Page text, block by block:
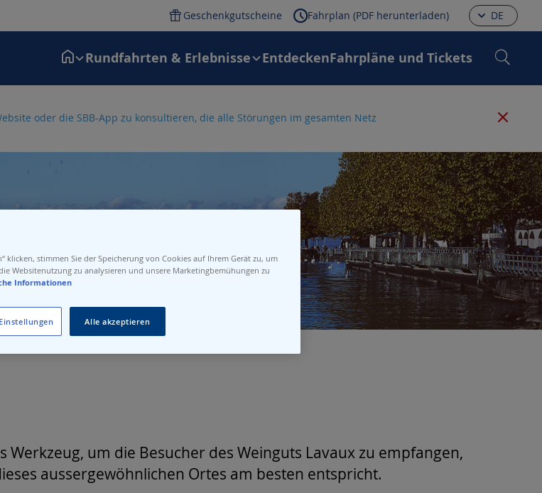
Geschenkgutscheine Fahrplan (PDF herunterladen) DE
Rundfahrten & Erlebnisse EntdeckenFahrpläne und Tickets
oder die SBB-App zu konsultieren, die alle Störungen im gesamten Netz
See
um die Besucher des Weinguts Lavaux zu empfangen,
aussergewöhnlichen Ortes am besten entspricht.
klicken, stimmen Sie der Speicherung von Cookies auf Ihrem Gerät zu, um
Websitenutzung zu analysieren und unsere Marketingbemühungen zu
Informationen
Alle akzeptieren